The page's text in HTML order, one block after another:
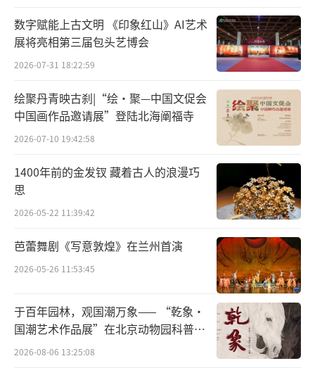
在这一具有里程碑意义的历史节点上，文
明杂志社推出《长江文明大画卷》特刊，以图
文并茂的形式，对“长江之于中国，究竟意味
着什么？长江文明之于世界，又提供着怎样独
特的东方智慧？”这一宏大命题作出深刻回
应。
认识长江·读 懂 中 国
这不只是一本《文明》特刊，
更是一座可以带回家的“长江文明博物馆”
全刊以近500页的篇幅、二十余万字的深度
阐释与近千幅生动图片，首次系统构建了“长
江文明带”的理论模型，同时生动呈现长江作
为中华文明核心标识体系的空间结构，开创性
数字赋能上古文明 《印象红山》AI艺术
展将亮相第三届包头艺博会
2026-07-31 18:22:59
绘聚丹青映古刹|“绘·聚—中国文促会
中国画作品邀请展”登陆北海阐福寺
2026-07-10 19:42:58
1400年前的金发钗 藏着古人的浪漫巧
思
2026-05-22 11:39:42
芭蕾舞剧《写意敦煌》在兰州首演
2026-05-26 11:53:45
于百年园林，观国潮万象—— “乾象·
国潮艺术作品展”在北京动物园科普馆
机动展厅开展
2026-08-06 13:25:08